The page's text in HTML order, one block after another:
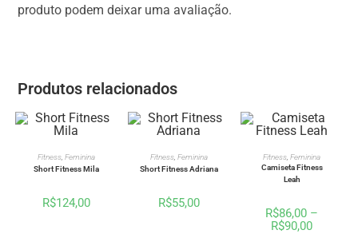
produto podem deixar uma avaliação.
Produtos relacionados
VER OPÇÕES
Fitness, Feminina
Short Fitness Mila
R$124,00
VER OPÇÕES
Fitness, Feminina
Short Fitness Adriana
R$55,00
VER OPÇÕES
Fitness ,Feminina
Camiseta Fitness
Leah
R$86,00 –
R$90,00